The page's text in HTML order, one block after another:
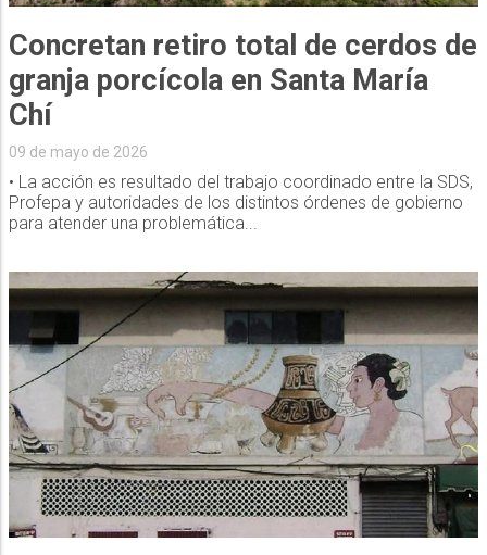
Concretan retiro total de cerdos de
granja porcícola en Santa María
Chí
09 de mayo de 2026
• La acción es resultado del trabajo coordinado entre la SDS,
Profepa y autoridades de los distintos órdenes de gobierno
para atender una problemática...